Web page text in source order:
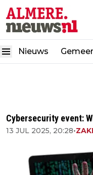
Nieuws
Cybersecurity event:
13 JUL 2025, 20:28•